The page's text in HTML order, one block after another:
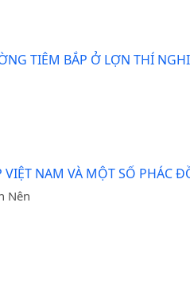
TIÊM BẮP Ở LỢN THÍ
NAM VÀ MỘT SỐ PHÁC
Nên